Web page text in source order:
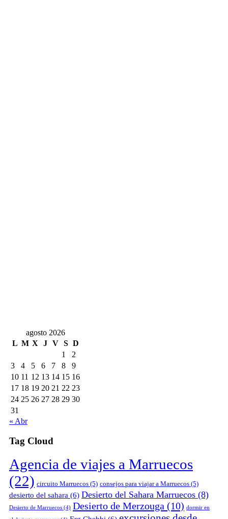
agosto 2026
L M X J V S D
1
2
3
4 5 6 7 8
9
10 11 12 13 14 15 16
17 18 19 20 21 22 23
24 25 26 27 28 29 30
31
« Abr
Tag Cloud
Agencia de viajes a Marruecos
(22) circuito Marruecos (5) consejos para viajar a Marruecos (5)
desierto del sahara (6) Desierto del Sahara Marruecos (8)
Desierto de Marruecos (4) Desierto de Merzouga (10) dormir en